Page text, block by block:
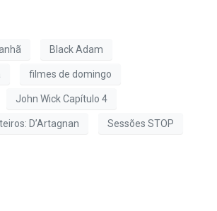
Black Adam
filmes de domingo
John Wick Capítulo 4
D’Artagnan Sessões STOP